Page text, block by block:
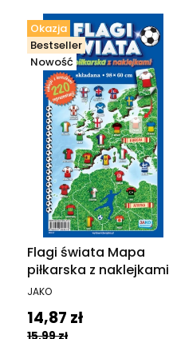
Okazja
Bestseller
Nowość
Flagi świata Mapa
piłkarska z naklejkami
PRODUCENT
JAKO
Cena promocyjna
14,87 zł
15,99 zł